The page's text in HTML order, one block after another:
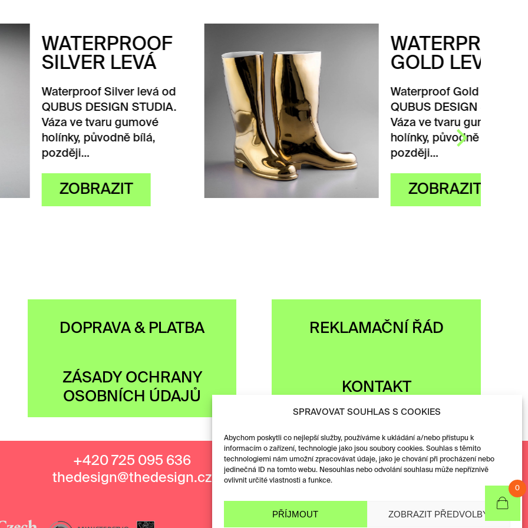
SPRAVOVAT SOUHLAS S COOKIES
Abychom poskytli co nejlepší služby, používáme k ukládání a/nebo přístupu k
informacím o zařízení, technologie jako jsou soubory cookies. Souhlas s těmito
technologiemi nám umožní zpracovávat údaje, jako je chování při procházení nebo
jedinečná ID na tomto webu. Nesouhlas nebo odvolání souhlasu může nepříznivě
ovlivnit určité vlastnosti a funkce.
PŘÍJMOUT ZOBRAZIT PŘEDVOLBY
LEVÁ
Silver levá od
DESIGN STUDIA.
ve tvaru gumové
původně bílá,
WATERPROOF
GOLD LEVÁ
Waterproof Gold levá od
QUBUS DESIGN STUDIA.
Váza ve tvaru gumové
holínky, původně bílá,
později…
ZOBRAZIT
DOPRAVA & PLATBA REKLAMAČNÍ ŘÁD
ZÁSADY OCHRANY
OSOBNÍCH ÚDAJŮ
KONTAKT
+420 725 095 636
thedesign@thedesign.cz
Facebook
Instagram
0